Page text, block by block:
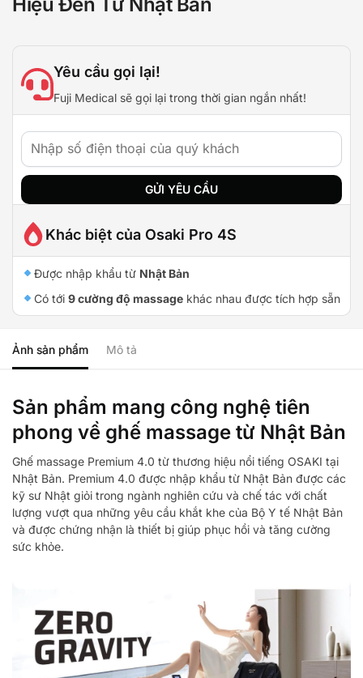
Yêu cầu gọi lại!
Fuji Medical sẽ gọi lại trong thời gian ngắn nhất!
Khác biệt của Osaki Pro 4S
Được nhập khẩu từ Nhật Bản
Có tới 9 cường độ massagekhác nhau được tích hợp sẵn
Ảnh sản phẩm Mô tả
Sản phẩm mang công nghệ tiên
phong về ghế massage từ Nhật Bản
Ghế massage Premium 4.0 từ thương hiệu nổi tiếng OSAKI tại
Nhật Bản. Premium 4.0 được nhập khẩu từ Nhật Bản được các
kỹ sư Nhật giỏi trong ngành nghiên cứu và chế tác với chất
lượng vượt qua những yêu cầu khắt khe của Bộ Y tế Nhật Bản
và được chứng nhận là thiết bị giúp phục hồi và tăng cường
sức khỏe.